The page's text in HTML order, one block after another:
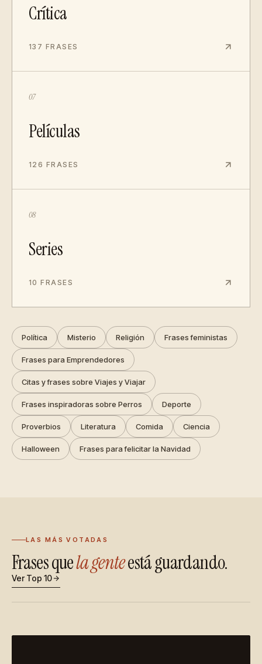
Crítica
137 FRASES
07
Películas
126 FRASES
08
Series
10 FRASES
Política Misterio Religión Frases feministas
Frases para Emprendedores
Citas y frases sobre Viajes y Viajar
Frases inspiradoras sobre Perros Deporte
Proverbios Literatura Comida Ciencia
Halloween Frases para felicitar la Navidad
LAS MÁS VOTADAS
Frases quela genteestá guardando.
Ver Top 10